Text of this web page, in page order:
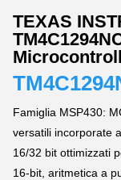
TEXAS
Famiglia MSP430:
versatili incorporate
16/32 bit ottimizzati
16-bit, aritmetica a